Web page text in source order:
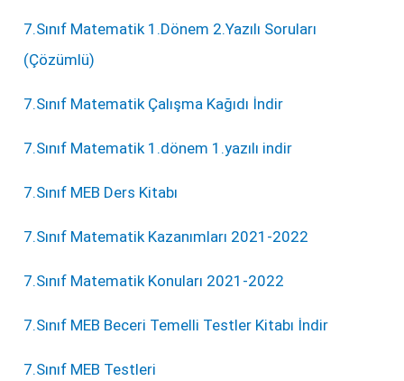
7.Sınıf Matematik 1.Dönem 2.Yazılı Soruları
(Çözümlü)
7.Sınıf Matematik Çalışma Kağıdı İndir
7.Sınıf Matematik 1.dönem 1.yazılı indir
7.Sınıf MEB Ders Kitabı
7.Sınıf Matematik Kazanımları 2021-2022
7.Sınıf Matematik Konuları 2021-2022
7.Sınıf MEB Beceri Temelli Testler Kitabı İndir
7.Sınıf MEB Testleri